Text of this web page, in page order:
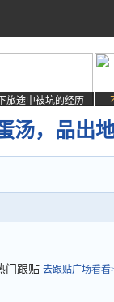
旅途中被坑的经历
汤，品出
门跟贴 去跟贴广场看看